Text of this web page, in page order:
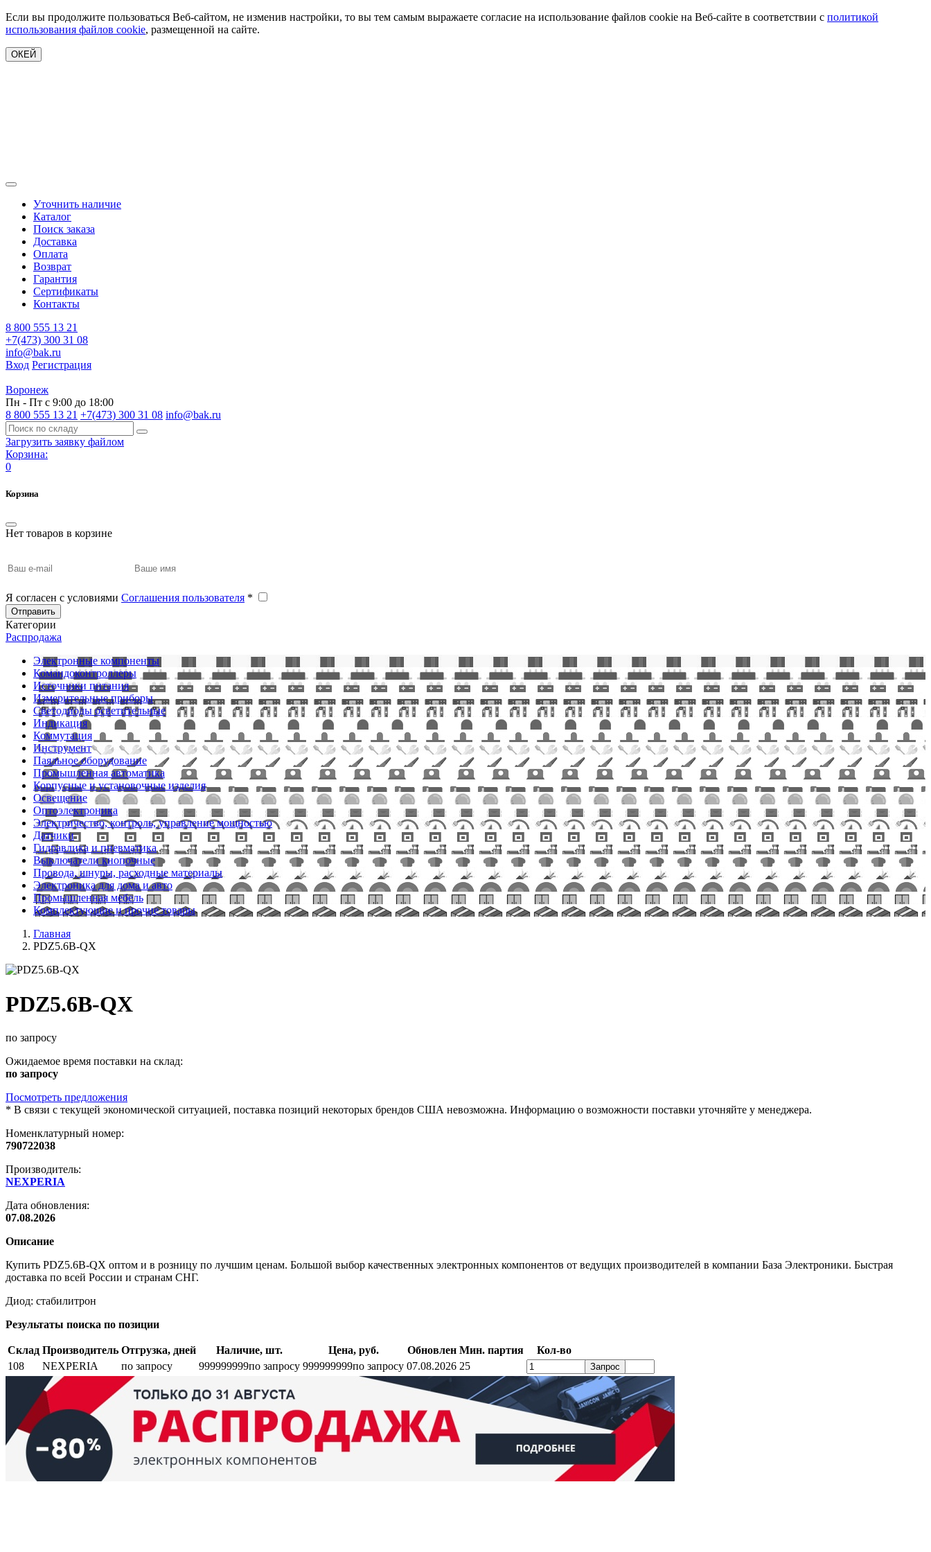
Если вы продолжите пользоваться Веб-сайтом, не изменив настройки, то вы тем самым выражаете согласие на использование файлов cookie на Веб-сайте в соответствии с политикой
использования файлов cookie, размещенной на сайте.
ОКЕЙ
Уточнить наличие
Каталог
Поиск заказа
Доставка
Оплата
Возврат
Гарантия
Сертификаты
Контакты
8 800 555 13 21
+7(473) 300 31 08
info@bak.ru
Вход Регистрация
Воронеж
Пн - Пт с 9:00 до 18:00
8 800 555 13 21 +7(473) 300 31 08 info@bak.ru
Загрузить заявку файлом
Корзина:
0
Корзина
Нет товаров в корзине
Я согласен с условиями Соглашения пользователя *
Отправить
Категории
Распродажа
Электронные компоненты
Командоконтроллеры
Источники питания
Измерительные приборы
Светодиоды осветительные
Индикация
Коммутация
Инструмент
Паяльное оборудование
Промышленная автоматика
Корпусные и установочные изделия
Освещение
Оптоэлектроника
Электричество, контроль, управление мощностью
Датчики
Гидравлика и пневматика
Выключатели кнопочные
Провода, шнуры, расходные материалы
Электроника для дома и авто
Промышленная мебель
Комплектующие и прочие товары
Главная
PDZ5.6B-QX
PDZ5.6B-QX
по запросу
Ожидаемое время поставки на склад:
по запросу
Посмотреть предложения
* В связи с текущей экономической ситуацией, поставка позиций некоторых брендов США невозможна. Информацию о возможности поставки уточняйте у менеджера.
Номенклатурный номер:
790722038
Производитель:
NEXPERIA
Дата обновления:
07.08.2026
Описание
Купить PDZ5.6B-QX оптом и в розницу по лучшим ценам. Большой выбор качественных электронных компонентов от ведущих производителей в компании База Электроники. Быстрая
доставка по всей России и странам СНГ.
Диод: стабилитрон
Результаты поиска по позиции
Склад Производитель Отгрузка, дней Наличие, шт. Цена, руб. Обновлен Мин. партия
Кол-во
108
NEXPERIA по запросу 999999999по запросу 999999999по запросу 07.08.2026 25 Запрос